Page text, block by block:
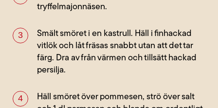
tryffelmajonnäsen.
Smält smöret i en kastrull. Häll i finhackad
vitlök och låt fräsas snabbt utan att det tar
färg. Dra av från värmen och tillsätt hackad
persilja.
Häll smöret över pommesen, strö över salt